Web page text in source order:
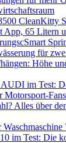
CleanKitty
App, 65 Litern
für
Höhe
im Test:
Motorsport-
Alles über
im Test: Die